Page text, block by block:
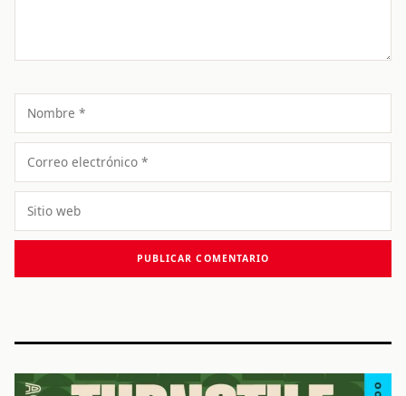
Nombre
Correo
electrónico
Sitio
web